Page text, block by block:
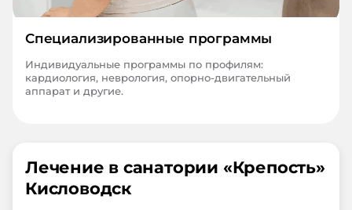
Специализированные программы
Индивидуальные программы по профилям:
кардиология, неврология, опорно-двигательный
аппарат и другие.
Лечение в санатории «Крепость»
Кисловодск